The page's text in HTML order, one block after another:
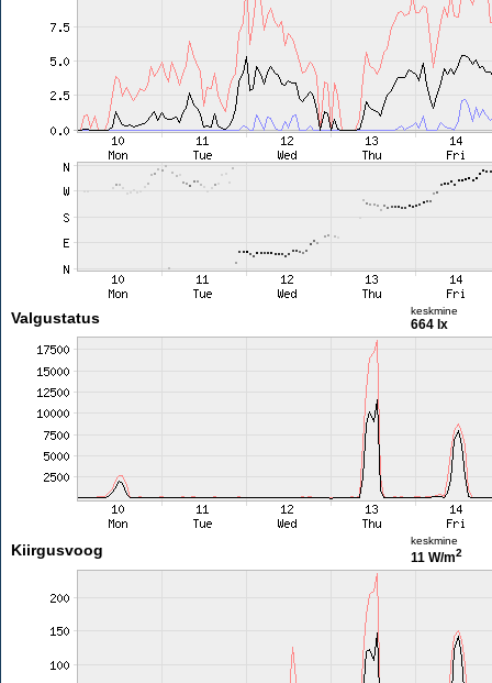
Valgustatus keskmine
664 lx
Kiirgusvoog
keskmine
11 W/m2